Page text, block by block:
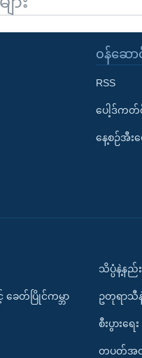
၀န်ဆော
RSS
ပေါ့ဒ်ကတ်
နေ့စဉ်အီး
ေတ်ပြိုင်ကမ္ဘာ
သိပ္ပံနဲ့နည်
ဥတုရာသီ
စီးပွားရေး
တပတ်အတွ